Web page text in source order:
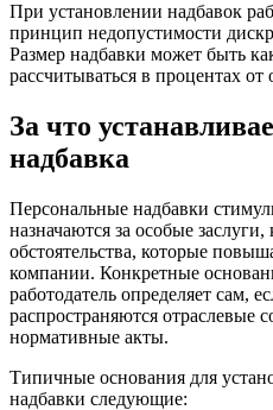
При установлении надбавок
принцип недопустимости
Размер надбавки может быть
рассчитываться в процентах от
За что
надбавка
Персональные надбавки
назначаются за особые
обстоятельства, которые
компании. Конкретные
работодатель определяет сам,
распространяются отраслевые
нормативные акты.
Типичные основания для
надбавки следующие: